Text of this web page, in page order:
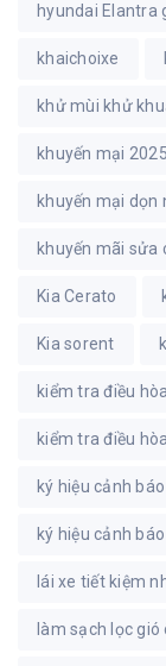
hyundai Elantra
khaichoixe
khử mùi khử
khuyến mại 2025
khuyến mại dọn
khuyến mãi sửa
Kia Cerato
Kia sorent
kiểm tra điều
kiểm tra điều
ký hiệu cảnh báo
ký hiệu cảnh
lái xe tiết kiệm
làm sạch lọc